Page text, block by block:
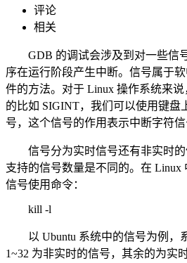
评论
相关
GDB 的调试会涉及到对一些信
序在运行阶段产生中断。信号属于
件的方法。对于 Linux 操作系统来
的比如 SIGINT，我们可以使用键盘
号，这个信号的作用表示中断字符信
信号分为实时信号还有非实时
支持的信号数量是不同的。在 Linux
信号使用命令：
kill -l
以 Ubuntu 系统中的信号为例，
1~32 为非实时的信号，其余的为实